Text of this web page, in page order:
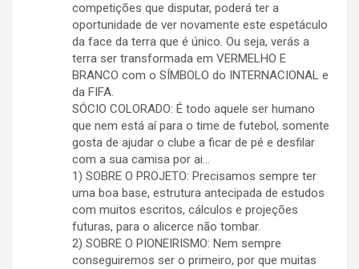
competições que disputar, poderá ter a
oportunidade de ver novamente este espetáculo
da face da terra que é único. Ou seja, verás a
terra ser transformada em VERMELHO E
BRANCO com o SÍMBOLO do INTERNACIONAL e
da FIFA.
SÓCIO COLORADO: É todo aquele ser humano
que nem está aí para o time de futebol, somente
gosta de ajudar o clube a ficar de pé e desfilar
com a sua camisa por ai…
1) SOBRE O PROJETO: Precisamos sempre ter
uma boa base, estrutura antecipada de estudos
com muitos escritos, cálculos e projeções
futuras, para o alicerce não tombar.
2) SOBRE O PIONEIRISMO: Nem sempre
conseguiremos ser o primeiro, por que muitas